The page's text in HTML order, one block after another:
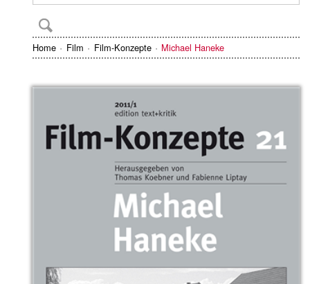
Home Film Film-Konzepte Michael Haneke